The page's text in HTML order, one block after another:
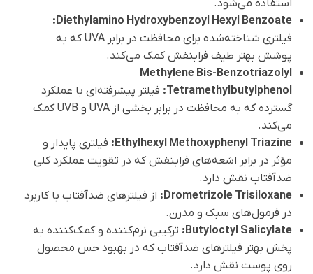
استفاده می‌شود.
Diethylamino Hydroxybenzoyl Hexyl Benzoate:
فیلتری شناخته‌شده برای محافظت در برابر UVA که به
پوشش بهتر طیف فرابنفش کمک می‌کند.
Methylene Bis-Benzotriazolyl
Tetramethylbutylphenol: فیلتر پیشرفته‌ای با عملکرد
گسترده که به محافظت در برابر بخشی از UVA و UVB کمک
می‌کند.
Ethylhexyl Methoxyphenyl Triazine: فیلتری پایدار و
مؤثر در برابر اشعه‌های فرابنفش که در تقویت عملکرد کلی
ضدآفتاب نقش دارد.
Drometrizole Trisiloxane: از فیلترهای ضدآفتاب با کاربرد
در فرمول‌های سبک و مدرن.
Butyloctyl Salicylate: ترکیبی نرم‌کننده و کمک‌کننده به
پخش بهتر فیلترهای ضدآفتاب که در بهبود حس محصول
روی پوست نقش دارد.